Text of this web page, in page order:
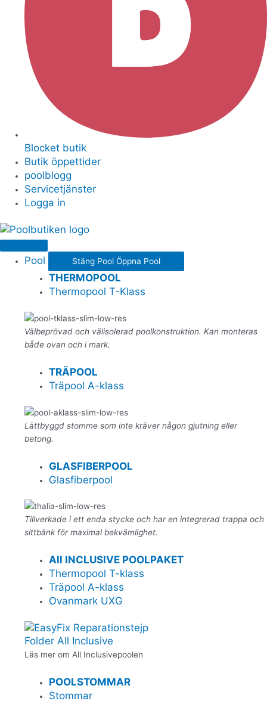
Blocket butik
Butik öppettider
poolblogg
Servicetjänster
Logga in
Pool Stäng Pool Öppna Pool
THERMOPOOL
Thermopool T-Klass
Välbeprövad och välisolerad poolkonstruktion. Kan monteras
både ovan och i mark.
TRÄPOOL
Träpool A-klass
Lättbyggd stomme som inte kräver någon gjutning eller
betong.
GLASFIBERPOOL
Glasfiberpool
Tillverkade i ett enda stycke och har en integrerad trappa och
sittbänk för maximal bekvämlighet.
All INCLUSIVE POOLPAKET
Thermopool T-klass
Träpool A-klass
Ovanmark UXG
Folder All Inclusive
Läs mer om All Inclusivepoolen
POOLSTOMMAR
Stommar